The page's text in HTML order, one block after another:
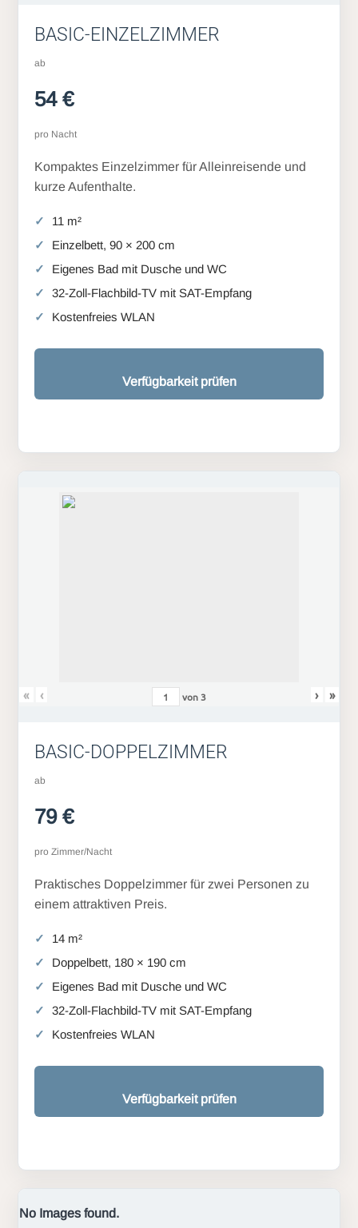
BASIC-EINZELZIMMER
ab
54 €
pro Nacht
Kompaktes Einzelzimmer für Alleinreisende und
kurze Aufenthalte.
11 m²
Einzelbett, 90 × 200 cm
Eigenes Bad mit Dusche und WC
32-Zoll-Flachbild-TV mit SAT-Empfang
Kostenfreies WLAN
Verfügbarkeit prüfen
« ‹ von3 › »
BASIC-DOPPELZIMMER
ab
79 €
pro Zimmer/Nacht
Praktisches Doppelzimmer für zwei Personen zu
einem attraktiven Preis.
14 m²
Doppelbett, 180 × 190 cm
Eigenes Bad mit Dusche und WC
32-Zoll-Flachbild-TV mit SAT-Empfang
Kostenfreies WLAN
Verfügbarkeit prüfen
No Images found.